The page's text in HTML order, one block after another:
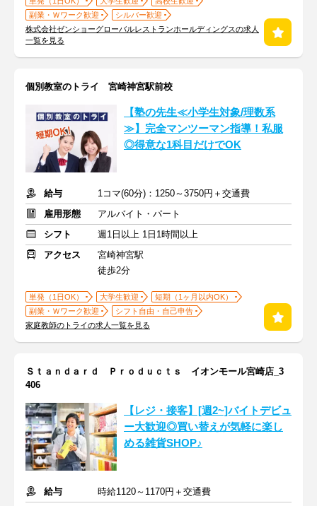
副業・Ｗワーク歓迎
シルバー歓迎
株式会社ゼンショーグローバルレストランホールディングスの求人
一覧を見る
個別教室のトライ 宮崎神宮駅前校
【塾の先生≪小学生対象/理数系
≫】完全マンツーマン指導！私服
◎得意な1科目だけでOK
給与
1コマ(60分)：1250～3750円＋交通費
雇用形態
アルバイト・パート
シフト
週1日以上 1日1時間以上
アクセス
宮崎神宮駅
徒歩2分
単発（1日OK） 大学生歓迎
短期（1ヶ月以内OK）
副業・Ｗワーク歓迎
シフト自由・自己申告
家庭教師のトライの求人一覧を見る
Ｓｔａｎｄａｒｄ Ｐｒｏｄｕｃｔｓ イオンモール宮崎店_3
406
【レジ・接客】[週2~]バイトデビュ
ー大歓迎◎買い替えが気軽に楽し
める雑貨SHOP♪
給与
時給1120～1170円＋交通費